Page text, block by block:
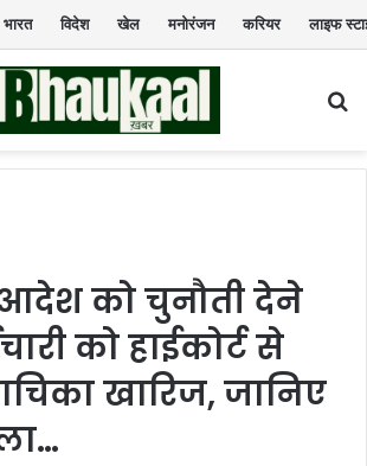
भारत विदेश खेल मनोरंजन करियर लाइफ
को चुनौती देने
को हाईकोर्ट से
खारिज, जानिए